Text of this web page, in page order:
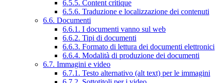
6.5.5. Content critique
6.5.6. Traduzione e localizzazione dei contenuti
6.6. Documenti
6.6.1. I documenti vanno sul web
6.6.2. Tipi di documenti
6.6.3. Formato di lettura dei documenti elettronici
6.6.4. Modalità di produzione dei documenti
6.7. Immagini e video
6.7.1. Testo alternativo (alt text) per le immagini